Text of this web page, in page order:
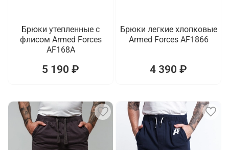
Брюки утепленные с
флисом Armed Forces
AF168A
5 190 ₽
Брюки легкие хлопковые
Armed Forces AF1866
4 390 ₽